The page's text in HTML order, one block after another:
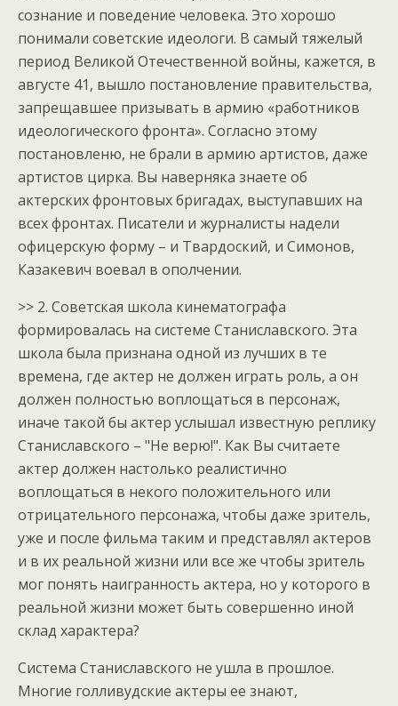
сознание и поведение человека. Это хорошо
понимали советские идеологи. В самый тяжелый
период Великой Отечественной войны, кажется, в
августе 41, вышло постановление правительства,
запрещавшее призывать в армию «работников
идеологического фронта». Согласно этому
постановленю, не брали в армию артистов, даже
артистов цирка. Вы наверняка знаете об
актерских фронтовых бригадах, выступавших на
всех фронтах. Писатели и журналисты надели
офицерскую форму – и Твардоский, и Симонов,
Казакевич воевал в ополчении.
>> 2. Советская школа кинематографа
формировалась на системе Станиславского. Эта
школа была признана одной из лучших в те
времена, где актер не должен играть роль, а он
должен полностью воплощаться в персонаж,
иначе такой бы актер услышал известную реплику
Станиславского – "Не верю!". Как Вы считаете
актер должен настолько реалистично
воплощаться в некого положительного или
отрицательного персонажа, чтобы даже зритель,
уже и после фильма таким и представлял актеров
и в их реальной жизни или все же чтобы зритель
мог понять наигранность актера, но у которого в
реальной жизни может быть совершенно иной
склад характера?
Система Станиславского не ушла в прошлое.
Многие голливудские актеры ее знают,